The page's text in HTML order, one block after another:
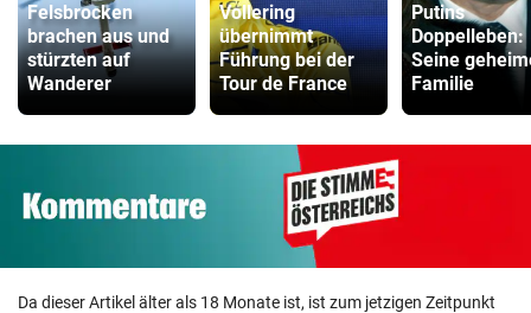
Felsbrocken
brachen aus und
stürzten auf
Wanderer
Vollering
übernimmt
Führung bei der
Tour de France
Putins
Doppelleben:
Seine
Familie
Da dieser Artikel älter als 18 Monate ist, ist zum jetzigen Zeitpunkt